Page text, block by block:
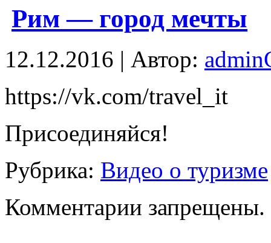
Рим — город мечты
12.12.2016 | Автор:
https://vk.com/travel_it
Присоединяйся!
Рубрика: Видео о туризме
Комментарии запрещены.